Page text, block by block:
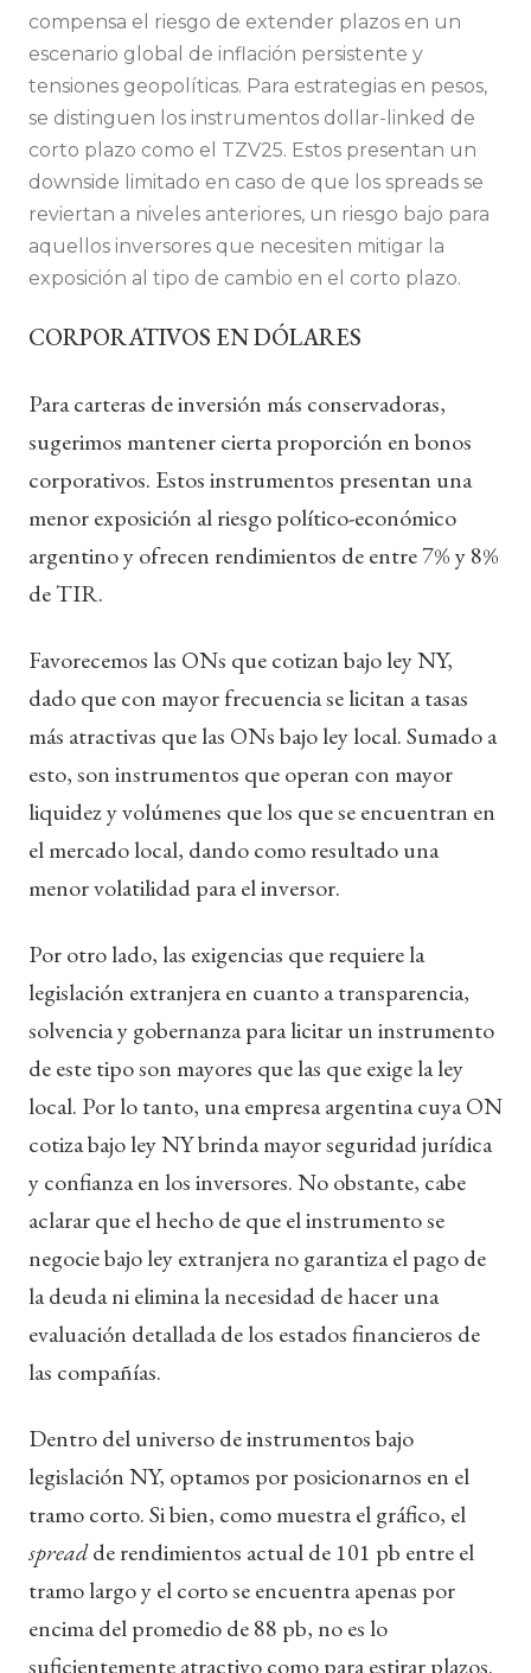
compensa el riesgo de extender plazos en un
escenario global de inflación persistente y
tensiones geopolíticas. Para estrategias en pesos,
se distinguen los instrumentos dollar-linked de
corto plazo como el TZV25. Estos presentan un
downside limitado en caso de que los spreads se
reviertan a niveles anteriores, un riesgo bajo para
aquellos inversores que necesiten mitigar la
exposición al tipo de cambio en el corto plazo.
CORPORATIVOS EN DÓLARES
Para carteras de inversión más conservadoras,
sugerimos mantener cierta proporción en bonos
corporativos. Estos instrumentos presentan una
menor exposición al riesgo político-económico
argentino y ofrecen rendimientos de entre 7% y 8%
de TIR.
Favorecemos las ONs que cotizan bajo ley NY,
dado que con mayor frecuencia se licitan a tasas
más atractivas que las ONs bajo ley local. Sumado a
esto, son instrumentos que operan con mayor
liquidez y volúmenes que los que se encuentran en
el mercado local, dando como resultado una
menor volatilidad para el inversor.
Por otro lado, las exigencias que requiere la
legislación extranjera en cuanto a transparencia,
solvencia y gobernanza para licitar un instrumento
de este tipo son mayores que las que exige la ley
local. Por lo tanto, una empresa argentina cuya ON
cotiza bajo ley NY brinda mayor seguridad jurídica
y confianza en los inversores. No obstante, cabe
aclarar que el hecho de que el instrumento se
negocie bajo ley extranjera no garantiza el pago de
la deuda ni elimina la necesidad de hacer una
evaluación detallada de los estados financieros de
las compañías.
Dentro del universo de instrumentos bajo
legislación NY, optamos por posicionarnos en el
tramo corto. Si bien, como muestra el gráfico, el
spreadde rendimientos actual de 101 pb entre el
tramo largo y el corto se encuentra apenas por
encima del promedio de 88 pb, no es lo
suficientemente atractivo como para estirar plazos.